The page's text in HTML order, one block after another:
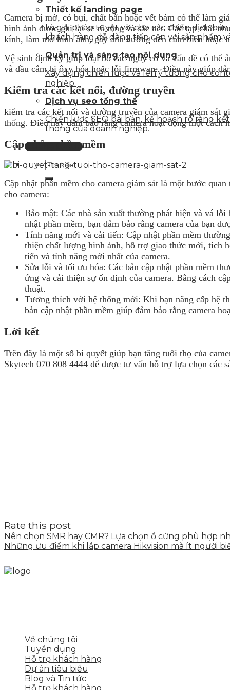
Thiết kế landing page
Là giải pháp tuyệt vời cho các chiến dịch
khách hàng dễ dàng tiếp cận với sản phẩm
Quản trị và sáng tạo nội dung
Xây dựng chiến lược và lên ý tưởng cho
nghiệp.
Dịch vụ seo tổng thể
Chiến lược SEO bài bản, kế hoạch rõ ràng
thông của doanh nghiệp.
Liên hệ tư vấn
Camera bị mờ, có bụi, chất bẩn hoặc vết bám có thể làm
hình ảnh được ghi lại sẽ rõ ràng và sắc nét. Các tạp chất
kính, làm mờ hình ảnh, gây ảnh hưởng đến cảm biến hoặc
Vệ sinh định kỳ giúp loại bỏ các nguy cơ và vấn đề có thể
và đầu cắm bị ôxy hóa hoặc lỗi firmware. Điều này giúp
Kiểm tra các kết nối, đường truyền
kiểm tra các kết nối và đường truyền của camera giám sát
thống. Điều này đảm bảo rằng camera hoạt động một cách
Cập nhập phần mềm
Cập nhật phần mềm cho camera giám sát là một bước
cho camera:
Bảo mật: Các nhà sản xuất thường phát hiện và vá
nhật phần mềm, bạn đảm bảo rằng camera của bạn
Tính năng mới và cải tiến: Cập nhật phần mềm
thiện chất lượng hình ảnh, hỗ trợ giao thức mới, tích
tiến và tính năng mới nhất của camera.
Sửa lỗi và tối ưu hóa: Các bản cập nhật phần mềm
ứng và cải thiện sự ổn định của camera. Bằng cách
thuật.
Tương thích với hệ thống mới: Khi bạn nâng cấp hệ
bản cập nhật phần mềm giúp đảm bảo rằng camera
Lời kết
Trên đây là một số bí quyết giúp bạn tăng tuổi thọ của
Skytech 070 808 4444 để được tư vấn hỗ trợ lựa chọn các
Rate this post
Nên chọn SMR hay CMR? Lựa chọn ổ cứng phù hợp
Những ưu điểm khi lắp camera Hikvision mà ít người
Về chúng tôi
Tuyển dụng
Hỗ trợ khách hàng
Dự án tiêu biểu
Blog và Tin tức